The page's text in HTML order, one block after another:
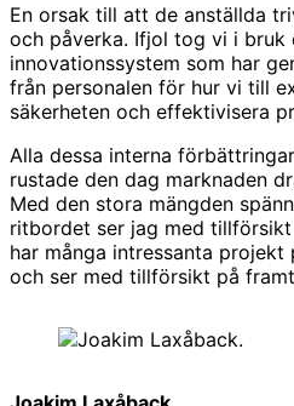
En orsak till att de anställda
och påverka. Ifjol tog vi i bruk
innovationssystem som har
från personalen för hur vi till
säkerheten och effektivisera
Alla dessa interna
rustade den dag marknaden
Med den stora mängden
ritbordet ser jag med
har många intressanta
och ser med tillförsikt på